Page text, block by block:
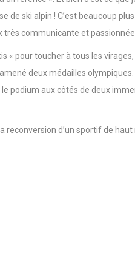
de Thibaut
de ski alpin ! C’est beaucoup
très communicante et
« pour toucher à tous les
deux médailles olympiques.
podium aux côtés de deux
reconversion d’un sportif de